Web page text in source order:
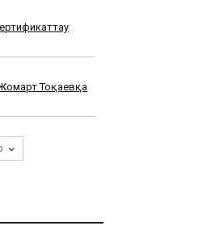
Тоқаевқа
адам
ету
бастады